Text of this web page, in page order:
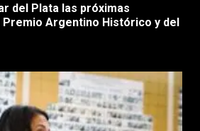
del Plata las próximas
Premio Argentino Histórico y del